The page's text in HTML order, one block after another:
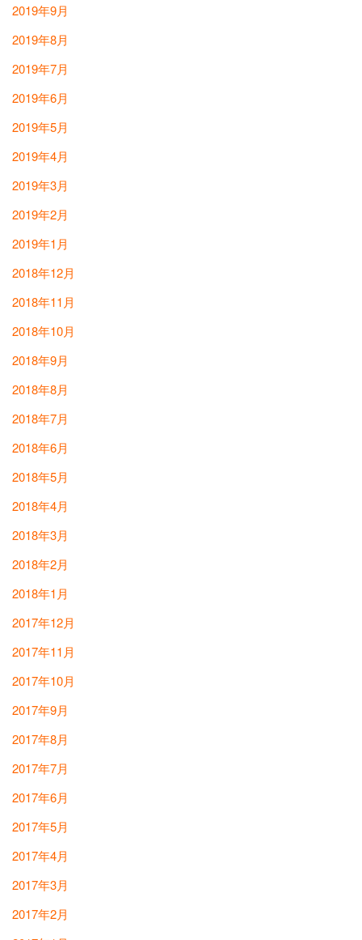
2019年9月
2019年8月
2019年7月
2019年6月
2019年5月
2019年4月
2019年3月
2019年2月
2019年1月
2018年12月
2018年11月
2018年10月
2018年9月
2018年8月
2018年7月
2018年6月
2018年5月
2018年4月
2018年3月
2018年2月
2018年1月
2017年12月
2017年11月
2017年10月
2017年9月
2017年8月
2017年7月
2017年6月
2017年5月
2017年4月
2017年3月
2017年2月